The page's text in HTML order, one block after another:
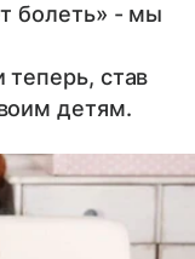
болеть» - мы
став
детям.